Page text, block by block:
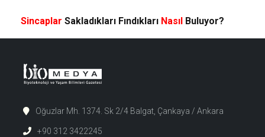
Sincaplar Sakladıkları Fındıkları Nasıl Buluyor?
Oğuzlar Mh. 1374. Sk 2/4 Balgat, Çankaya / Ankara
+90 312 3422245